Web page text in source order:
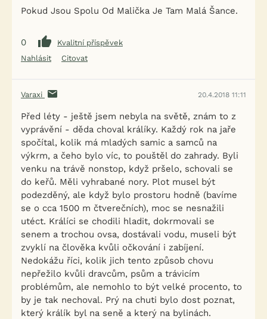
Pokud Jsou Spolu Od Malička Je Tam Malá Šance.
0
Kvalitní příspěvek
Nahlásit
Citovat
Varaxi 20.4.2018 11:11
Před léty - ještě jsem nebyla na světě, znám to z
vyprávění - děda choval králíky. Každý rok na jaře
spočítal, kolik má mladých samic a samců na
výkrm, a čeho bylo víc, to pouštěl do zahrady. Byli
venku na trávě nonstop, když pršelo, schovali se
do keřů. Měli vyhrabané nory. Plot musel být
podezděný, ale když bylo prostoru hodně (bavíme
se o cca 1500 m čtverečních), moc se nesnažili
utéct. Králíci se chodili hladit, dokrmovali se
senem a trochou ovsa, dostávali vodu, museli být
zvyklí na člověka kvůli očkování i zabíjení.
Nedokážu říci, kolik jich tento způsob chovu
nepřežilo kvůli dravcům, psům a trávicím
problémům, ale nemohlo to být velké procento, to
by je tak nechoval. Prý na chuti bylo dost poznat,
který králík byl na seně a který na bylinách.